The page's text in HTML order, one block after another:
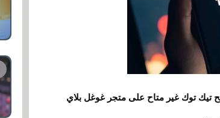
تيك توك غير متاح على متجر غوغل بلاي